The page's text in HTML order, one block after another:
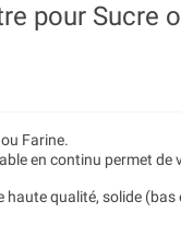
pour Sucre
Farine.
en continu permet de
qualité, solide